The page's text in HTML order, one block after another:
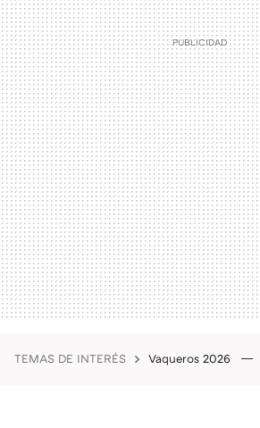
TEMAS DE INTERÉS Vaqueros 2026